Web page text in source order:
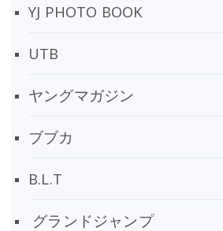
YJ PHOTO BOOK
UTB
ヤングマガジン
ブブカ
B.L.T
グランドジャンプ